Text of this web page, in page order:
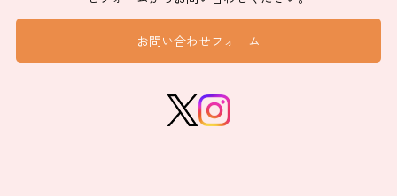
お問い合わせフォーム